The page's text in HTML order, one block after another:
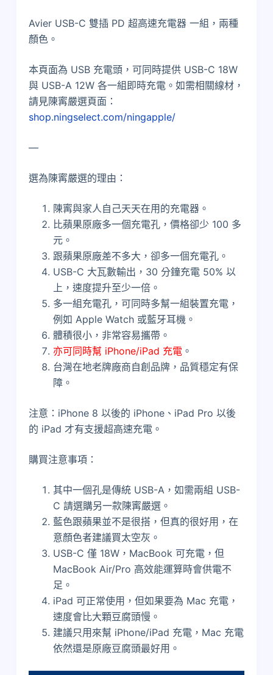
充
電
器
量
Avier USB-C 雙插 PD 超高速充電器 一組，兩種
顏色。
本頁面為 USB 充電頭，可同時提供 USB-C 18W
與 USB-A 12W 各一組即時充電。如需相關線材，
請見陳寗嚴選頁面：
shop.ningselect.com/ningapple/
—
選為陳寗嚴選的理由：
陳寗與家人自己天天在用的充電器。
比蘋果原廠多一個充電孔，價格卻少 100 多
元。
跟蘋果原廠差不多大，卻多一個充電孔。
USB-C 大瓦數輸出，30 分鐘充電 50% 以
上，速度提升至少一倍。
多一組充電孔，可同時多幫一組裝置充電，
例如 Apple Watch 或藍牙耳機。
體積很小，非常容易攜帶。
亦可同時幫 iPhone/iPad 充電。
台灣在地老牌廠商自創品牌，品質穩定有保
障。
注意：iPhone 8 以後的 iPhone、iPad Pro 以後
的 iPad 才有支援超高速充電。
購買注意事項：
其中一個孔是傳統 USB-A，如需兩組 USB-
C 請選購另一款陳寗嚴選。
藍色跟蘋果並不是很搭，但真的很好用，在
意顏色者建議買太空灰。
USB-C 僅 18W，MacBook 可充電，但
MacBook Air/Pro 高效能運算時會供電不
足。
iPad 可正常使用，但如果要為 Mac 充電，
速度會比大顆豆腐頭慢。
建議只用來幫 iPhone/iPad 充電，Mac 充電
依然還是原廠豆腐頭最好用。